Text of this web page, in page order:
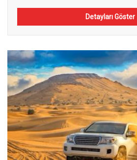
Detayları Göster